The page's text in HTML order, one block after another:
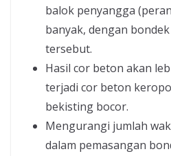
balok penyangga
banyak, dengan
tersebut.
Hasil cor beton akan
terjadi cor beton
bekisting bocor.
Mengurangi jumlah
dalam pemasangan